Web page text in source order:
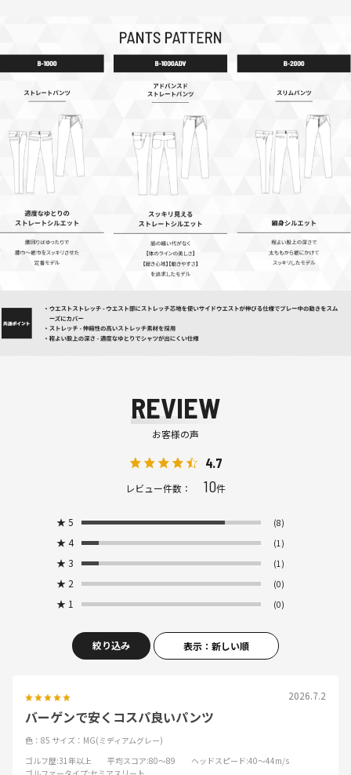
REVIEW
お客様の声
4.7
レビュー件数： 10件
★ 5 (8)
★ 4 (1)
★ 3 (1)
★ 2 (0)
★ 1 (0)
絞り込み 表示：新しい順
2026.7.2
バーゲンで安くコスパ良いパンツ
色：85 サイズ：MG(ミディアムグレー)
ゴルフ歴:31年以上 平均スコア:80～89 ヘッドスピード:40～44m/s